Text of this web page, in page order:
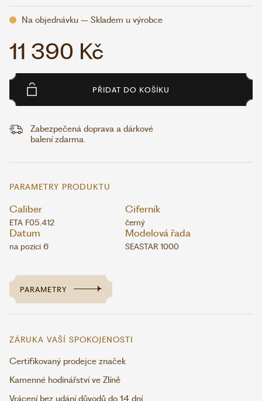
Na objednávku – Skladem u výrobce
11 390 Kč
PŘIDAT DO KOŠÍKU
Zabezpečená doprava a dárkové
balení zdarma.
PARAMETRY PRODUKTU
Caliber
ETA F05.412
Ciferník
černý
Datum
na pozici 6
Modelová řada
SEASTAR 1000
PARAMETRY
ZÁRUKA VAŠÍ SPOKOJENOSTI
Certifikovaný prodejce značek
Kamenné hodinářství ve Zlíně
Vrácení bez udání důvodů do 14 dní